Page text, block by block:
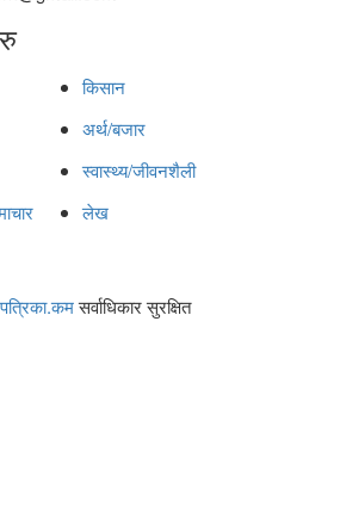
किसान
अर्थ/बजार
स्वास्थ्य/जीवनशैली
लेख
सर्वाधिकार सुरक्षित